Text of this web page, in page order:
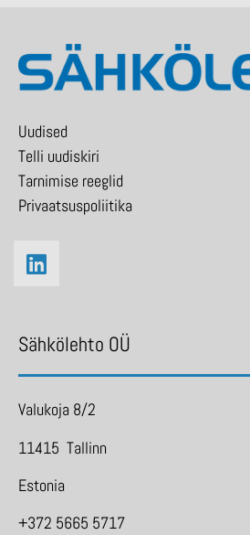
Uudised
Telli uudiskiri
Tarnimise reeglid
Privaatsuspoliitika
Sähkölehto OÜ
Valukoja 8/2
11415 Tallinn
Estonia
+372 5665 5717